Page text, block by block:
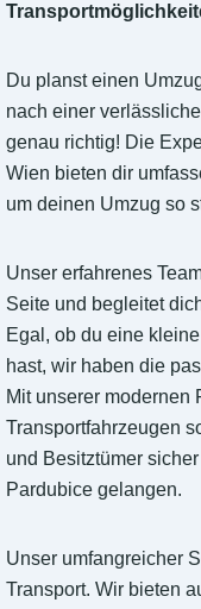
Du planst einen
nach einer
genau richtig! Die
Wien bieten dir
um deinen Umzug so
Unser erfahrenes
Seite und begleitet
Egal, ob du eine
hast, wir haben die
Mit unserer modernen
Transportfahrzeugen
und Besitztümer
Pardubice gelangen.
Unser umfangreicher
Transport. Wir bieten